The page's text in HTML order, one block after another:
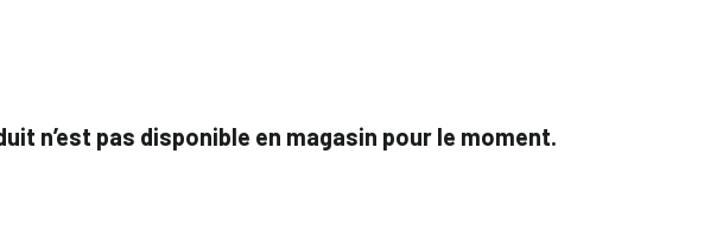
n’est pas disponible en magasin pour le moment.